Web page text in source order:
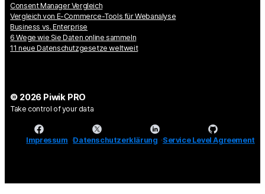
Consent Manager Vergleich
Vergleich von E-Commerce-Tools für Webanalyse
Business vs. Enterprise
6 Wege wie Sie Daten online sammeln
11 neue Datenschutzgesetze weltweit
© 2026 Piwik PRO
Take control of your data
Impressum Datenschutzerklärung Service Level Agreement